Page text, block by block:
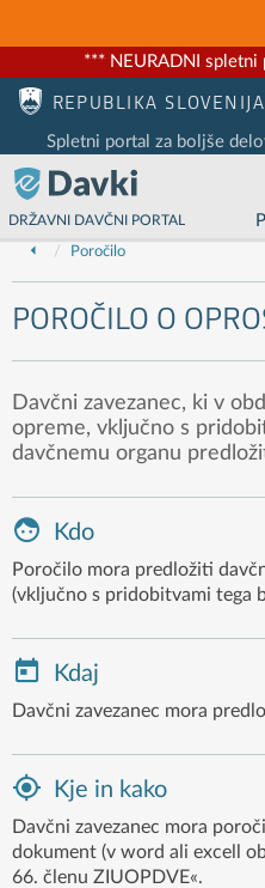
*** NEURADNI spletni
portala
REPUBLIKA SLOVENIJA
Spletni portal za boljše
DRŽAVNI DAVČNI PORTAL
Poročilo
POROČILO O
Davčni zavezanec, ki v
opreme, vključno s
davčnemu organu
Kdo
Poročilo mora predložiti
(vključno s pridobitvami tega
Kdaj
Davčni zavezanec mora
Kje in kako
Davčni zavezanec mora
dokument (v word ali excell
66. členu ZIUOPDVE«.